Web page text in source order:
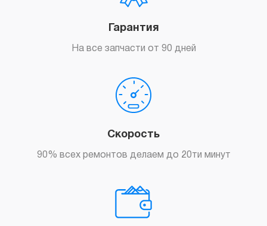
Гарантия
На все запчасти от 90 дней
Скорость
90% всех ремонтов делаем до 20ти минут